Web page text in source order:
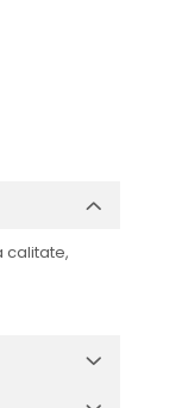
calitate,